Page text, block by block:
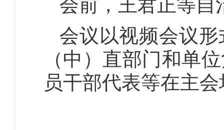
会前，王君正等自
会议以视频会议
（中）直部门和单
员干部代表等在主